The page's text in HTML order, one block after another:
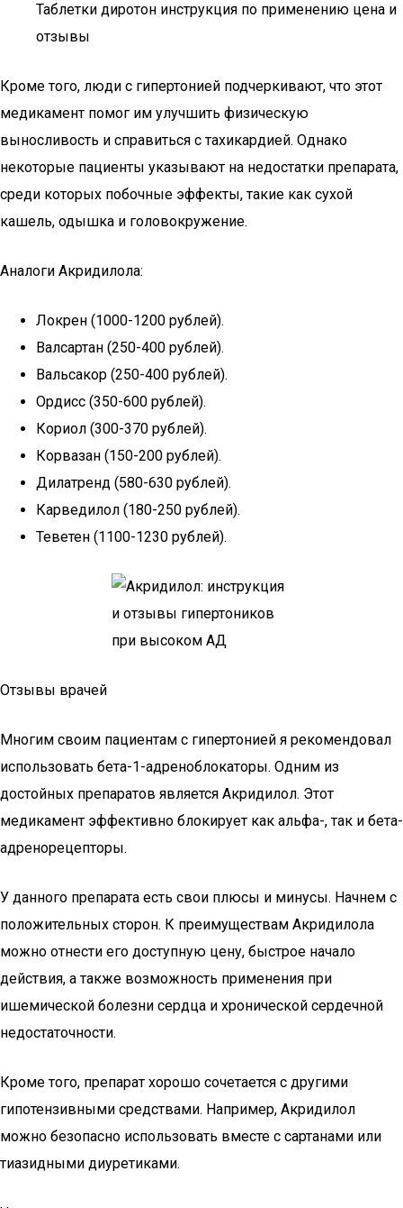
Таблетки диротон инструкция по применению цена и
отзывы
Кроме того, люди с гипертонией подчеркивают, что этот
медикамент помог им улучшить физическую
выносливость и справиться с тахикардией. Однако
некоторые пациенты указывают на недостатки препарата,
среди которых побочные эффекты, такие как сухой
кашель, одышка и головокружение.
Аналоги Акридилола:
Локрен (1000-1200 рублей).
Валсартан (250-400 рублей).
Вальсакор (250-400 рублей).
Ордисс (350-600 рублей).
Кориол (300-370 рублей).
Корвазан (150-200 рублей).
Дилатренд (580-630 рублей).
Карведилол (180-250 рублей).
Теветен (1100-1230 рублей).
Отзывы врачей
Многим своим пациентам с гипертонией я рекомендовал
использовать бета-1-адреноблокаторы. Одним из
достойных препаратов является Акридилол. Этот
медикамент эффективно блокирует как альфа-, так и бета-
адренорецепторы.
У данного препарата есть свои плюсы и минусы. Начнем с
положительных сторон. К преимуществам Акридилола
можно отнести его доступную цену, быстрое начало
действия, а также возможность применения при
ишемической болезни сердца и хронической сердечной
недостаточности.
Кроме того, препарат хорошо сочетается с другими
гипотензивными средствами. Например, Акридилол
можно безопасно использовать вместе с сартанами или
тиазидными диуретиками.